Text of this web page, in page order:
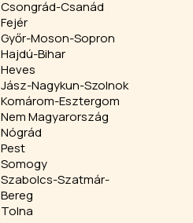
Csongrád-Csanád
Fejér
Győr-Moson-Sopron
Hajdú-Bihar
Heves
Jász-Nagykun-Szolnok
Komárom-Esztergom
Nem Magyarország
Nógrád
Pest
Somogy
Szabolcs-Szatmár-
Bereg
Tolna